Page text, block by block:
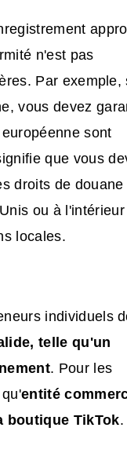
n'est pas
Par exemple,
vous devez
sont
que vous
droits de douane
ou à
locales.
individuels
telle qu'un
. Pour les
entité
boutique TikTok.